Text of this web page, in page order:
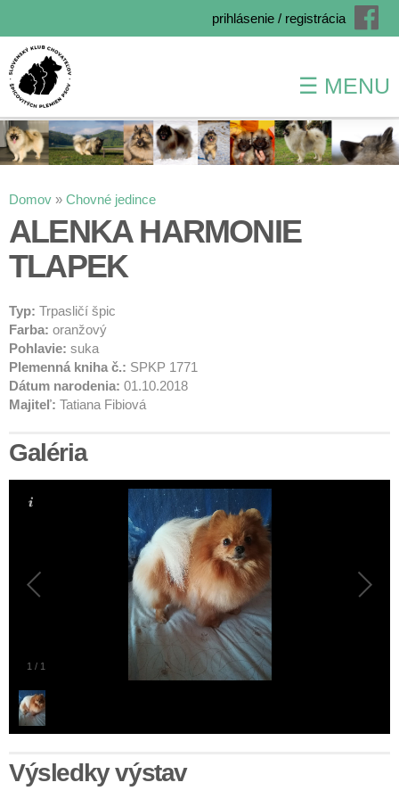
Skočiť
na
hlavný
prihlásenie / registrácia
☰ MENU
Nachádzate sa tu
Domov » Chovné jedince
ALENKA HARMONIE
TLAPEK
Typ: Trpasličí špic
Farba: oranžový
Pohlavie: suka
Plemenná kniha č.: SPKP 1771
Dátum narodenia: 01.10.2018
Majiteľ: Tatiana Fibiová
Galéria
1 / 1
Výsledky výstav